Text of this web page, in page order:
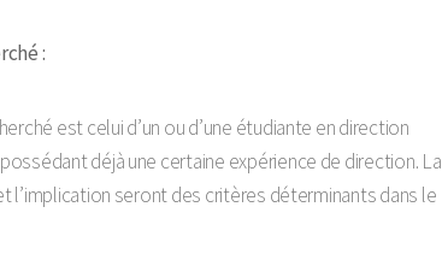
:
est celui d’un ou d’une étudiante en direction
déjà une certaine expérience de direction. La
l’implication seront des critères déterminants dans le